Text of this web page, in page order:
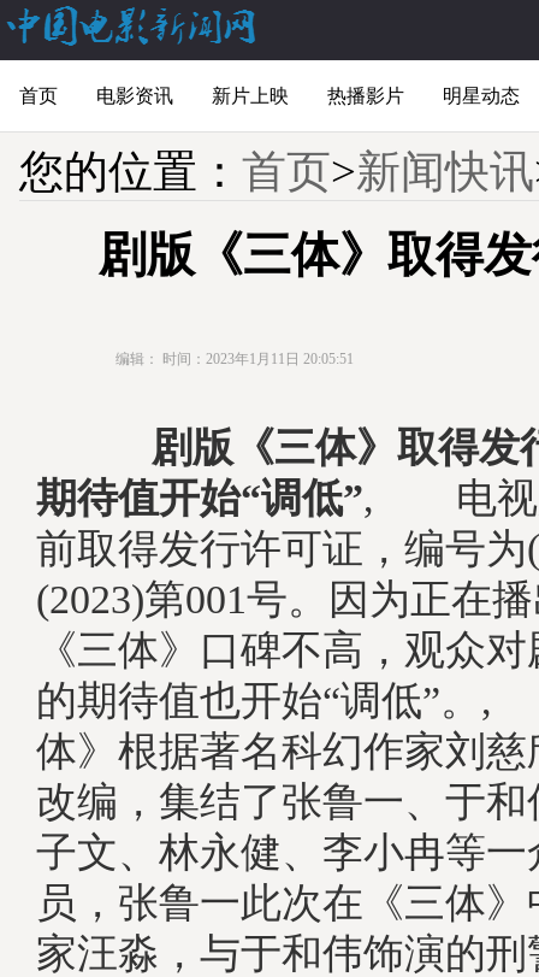
首页 电影资讯 新片上映 热播影片 明星动态
您的位置： 首页>新闻快讯
剧版《三体》取得
编辑： 时间：2023年1月11日 20:05:51
剧版《三体》取得
期待值开始“调低”, 电视
前取得发行许可证，编号为
(2023)第001号。因为正在
《三体》口碑不高，观众
的期待值也开始“调低”
体》根据著名科幻作家刘
改编，集结了张鲁一、于
子文、林永健、李小冉等
员，张鲁一此次在《三体
家汪淼，与于和伟饰演的